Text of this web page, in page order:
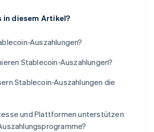
in diesem Artikel?
Auszahlungen?
Stablecoin-Auszahlungen?
Stablecoin-Auszahlungen die
und Plattformen unterstützen